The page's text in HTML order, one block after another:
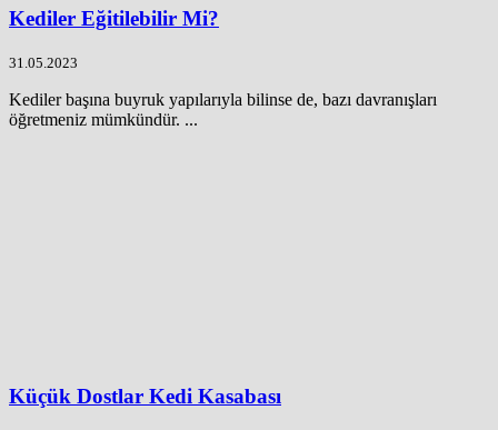
Kediler Eğitilebilir Mi?
31.05.2023
Kediler başına buyruk yapılarıyla bilinse de, bazı davranışları
öğretmeniz mümkündür. ...
Küçük Dostlar Kedi Kasabası